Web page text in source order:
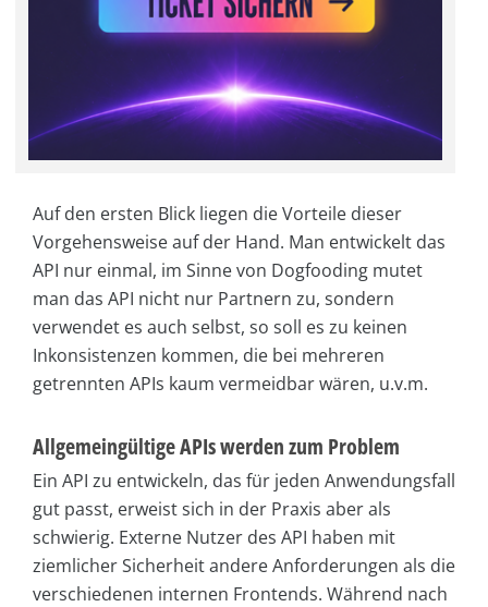
Auf den ersten Blick liegen die Vorteile dieser
Vorgehensweise auf der Hand. Man entwickelt das
API nur einmal, im Sinne von Dogfooding mutet
man das API nicht nur Partnern zu, sondern
verwendet es auch selbst, so soll es zu keinen
Inkonsistenzen kommen, die bei mehreren
getrennten APIs kaum vermeidbar wären, u.v.m.
Allgemeingültige APIs werden zum Problem
Ein API zu entwickeln, das für jeden Anwendungsfall
gut passt, erweist sich in der Praxis aber als
schwierig. Externe Nutzer des API haben mit
ziemlicher Sicherheit andere Anforderungen als die
verschiedenen internen Frontends. Während nach